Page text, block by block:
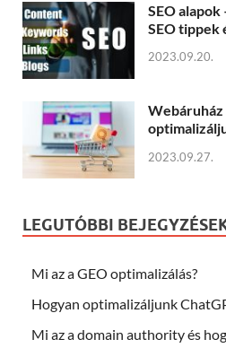
SEO
SEO tippek
2023.09.20.
Webáruház
2023.09.27.
LEGUTÓBBI
Mi az a GEO optimalizálás?
Hogyan optimalizáljunk
Mi az a domain authority és